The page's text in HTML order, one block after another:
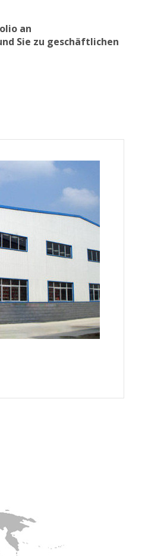
an
Sie zu geschäftlichen